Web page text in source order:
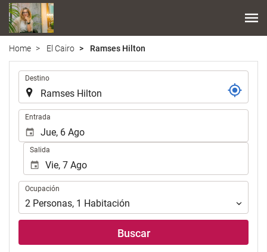
Home El Cairo Ramses Hilton
Introduzca
lugar
de
destino
en
que
realizar
búsqueda
de
Destino
Introduzca
las
fechas
inicio
fin
para
realizar
Entrada
Salida
Ocupación
Ocupación
2 Personas, 1 Habitación
Buscar